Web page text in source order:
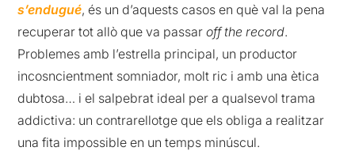
s’endugué, és un d’aquests casos en què val la pena
recuperar tot allò que va passaroff the record.
Problemes amb l’estrella principal, un productor
incosncientment somniador, molt ric i amb una ètica
dubtosa… i el salpebrat ideal per a qualsevol trama
addictiva: un contrarellotge que els obliga a realitzar
una fita impossible en un temps minúscul.